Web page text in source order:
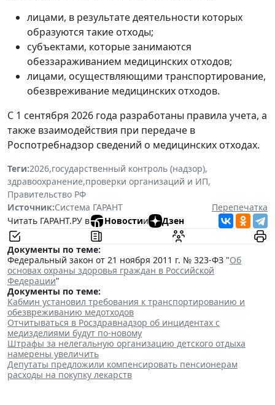
лицами, в результате деятельности которых
образуются такие отходы;
субъектами, которые занимаются
обеззараживанием медицинских отходов;
лицами, осуществляющими транспортирование,
обезвреживание медицинских отходов.
С 1 сентября 2026 года разработаны правила учета, а
также взаимодействия при передаче в
Роспотребнадзор сведений о медицинских отходах.
Теги:2026,государственный контроль (надзор),
здравоохранение,проверки организаций и ИП,
Правительство РФ
Источник:Система ГАРАНТ
Перепечатка
Читать ГАРАНТ.РУ в
Новостии Дзен
Документы по теме:
Федеральный закон от 21 ноября 2011 г. № 323-ФЗ "Об
основах охраны здоровья граждан в Российской
Федерации"
Документы по теме:
Кабмин установил требования к транспортированию и
обезвреживанию медотходов
Отчитываться в Росздравнадзор об инцидентах с
медизделиями будут по-новому
Штрафы за нелегальную организацию детского отдыха
намерены увеличить
Депутаты предложили компенсировать пенсионерам
расходы на покупку лекарств